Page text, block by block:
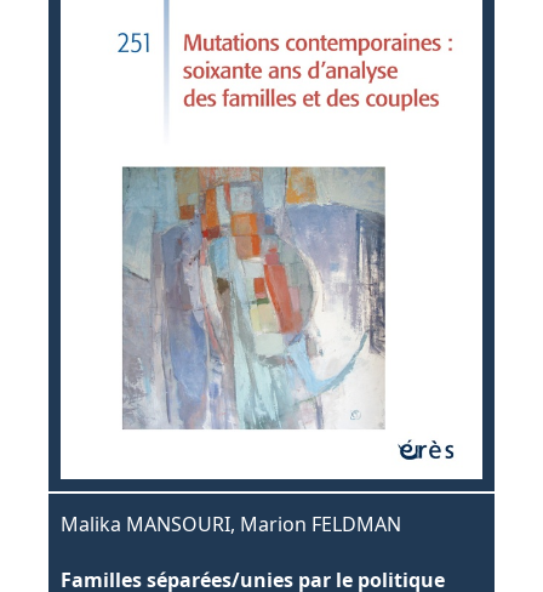
Malika MANSOURI, Marion FELDMAN
Familles séparées/unies par le politique